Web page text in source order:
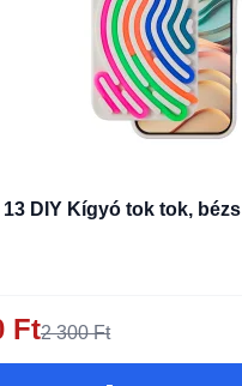
DIY Kígyó tok tok, bézs
Ft2 300 Ft